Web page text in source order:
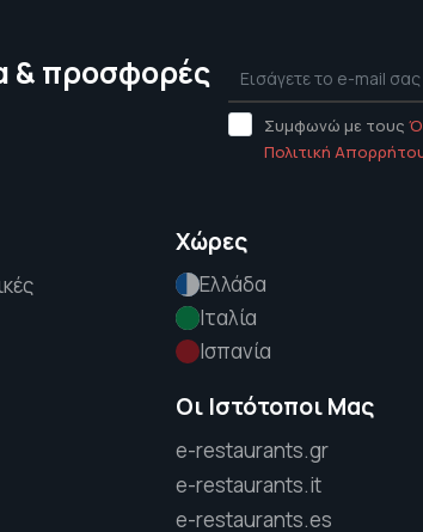
& προσφορές
Συμφωνώ με τους
Πολιτική
Χώρες
Ελλάδα
Ιταλία
Ισπανία
Οι Ιστότοποι Μας
e-restaurants.gr
e-restaurants.it
e-restaurants.es